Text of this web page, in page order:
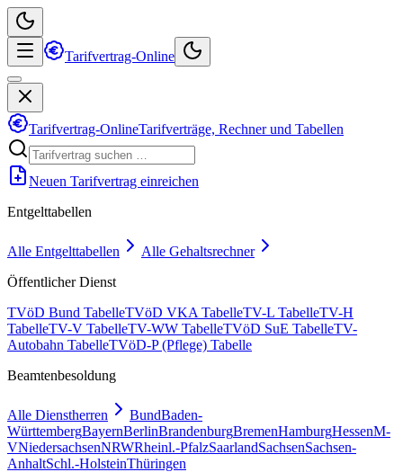
Tarifvertrag-Online
Tarifvertrag-OnlineTarifverträge, Rechner und Tabellen
Neuen Tarifvertrag einreichen
Entgelttabellen
Alle Entgelttabellen
Alle Gehaltsrechner
Öffentlicher Dienst
TVöD Bund TabelleTVöD VKA TabelleTV-L TabelleTV-H
TabelleTV-V TabelleTV-WW TabelleTVöD SuE TabelleTV-
Autobahn TabelleTVöD-P (Pflege) Tabelle
Beamtenbesoldung
Alle Dienstherren BundBaden-
WürttembergBayernBerlinBrandenburgBremenHamburgHessenM-
VNiedersachsenNRWRheinl.-PfalzSaarlandSachsenSachsen-
AnhaltSchl.-HolsteinThüringen